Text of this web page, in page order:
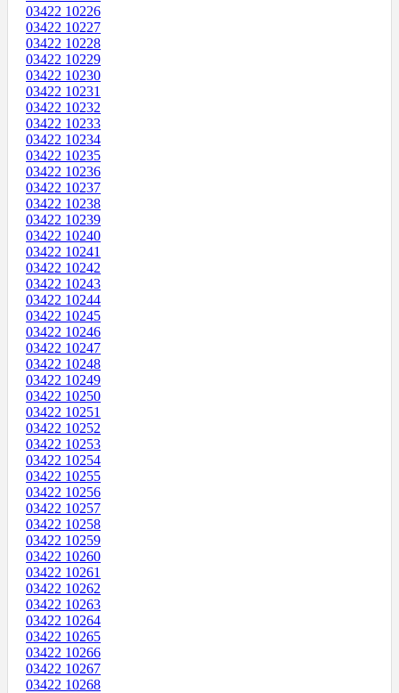
03422 10226
03422 10227
03422 10228
03422 10229
03422 10230
03422 10231
03422 10232
03422 10233
03422 10234
03422 10235
03422 10236
03422 10237
03422 10238
03422 10239
03422 10240
03422 10241
03422 10242
03422 10243
03422 10244
03422 10245
03422 10246
03422 10247
03422 10248
03422 10249
03422 10250
03422 10251
03422 10252
03422 10253
03422 10254
03422 10255
03422 10256
03422 10257
03422 10258
03422 10259
03422 10260
03422 10261
03422 10262
03422 10263
03422 10264
03422 10265
03422 10266
03422 10267
03422 10268